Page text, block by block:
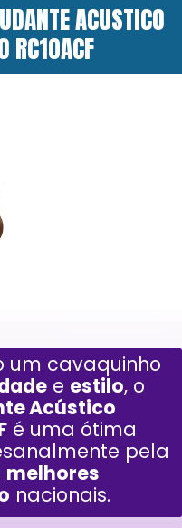
ACUSTICO
RC10ACF
um cavaquinho
e estilo, o
Acústico
é uma ótima
pela
melhores
nacionais.